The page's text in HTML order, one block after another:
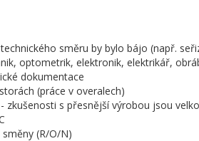
technického směru by bylo bájo (např.
optometrik, elektronik, elektrikář,
dokumentace
(práce v overalech)
zkušenosti s přesnější výrobou jsou
(R/O/N)